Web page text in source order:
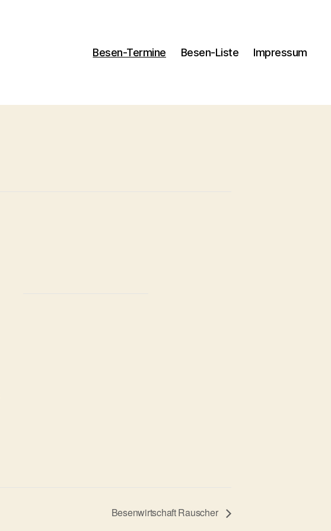
Besen-Termine Besen-Liste Impressum
Besenwirtschaft Rauscher